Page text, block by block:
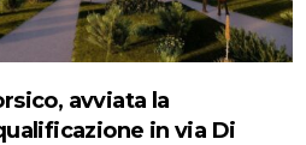
avviata la
in via Di